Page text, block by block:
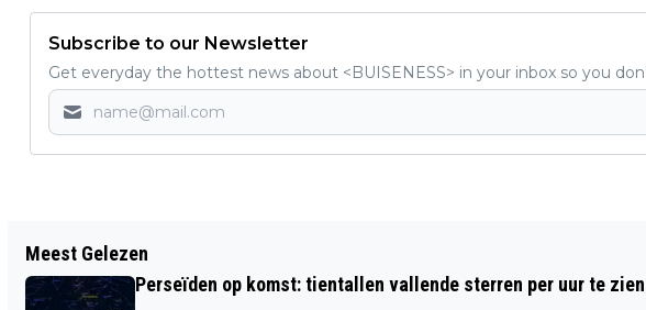
Subscribe to our Newsletter
Get everyday the hottest news about <BUISENESS> in your inbox so you
VIND INNERLIJKE BALANS, VERBINDING
EN RUST VIA COACHING EN MASSAGES
Meest Gelezen
Perseïden op komst: tientallen vallende sterren per uur te zien